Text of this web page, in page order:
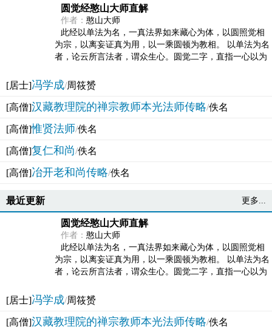
圆觉经憨山大师直解
作者： 憨山大师
此经以单法为名，一真法界如来藏心为体，以圆照觉相
为宗，以离妄证真为用，以一乘圆顿为教相。 以单法为名
者，论云所言法者，谓众生心。圆觉二字，直指一心以为
[居士]冯学成/周筱赟
[高僧]汉藏教理院的禅宗教师本光法师传略/佚名
[高僧]惟贤法师/佚名
[高僧]复仁和尚/佚名
[高僧]冶开老和尚传略/佚名
最近更新 更多...
圆觉经憨山大师直解
作者： 憨山大师
此经以单法为名，一真法界如来藏心为体，以圆照觉相
为宗，以离妄证真为用，以一乘圆顿为教相。 以单法为名
者，论云所言法者，谓众生心。圆觉二字，直指一心以为
[居士]冯学成/周筱赟
[高僧]汉藏教理院的禅宗教师本光法师传略/佚名